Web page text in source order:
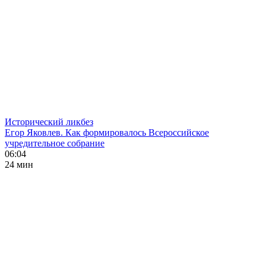
Исторический ликбез
Егор Яковлев. Как формировалось Всероссийское
учредительное собрание
06:04
24 мин